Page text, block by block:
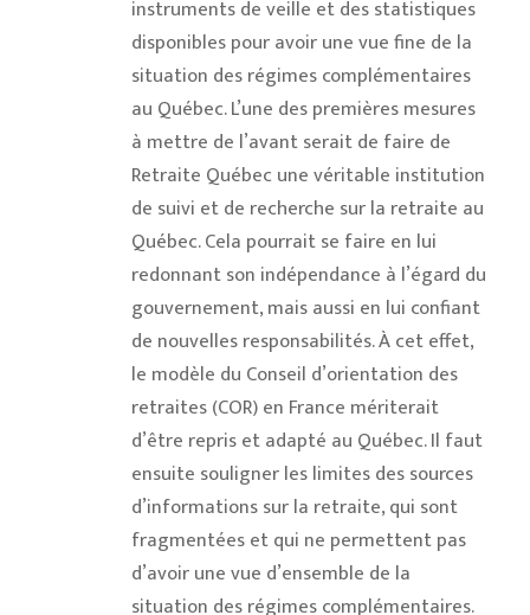
instruments de veille et des statistiques
disponibles pour avoir une vue fine de la
situation des régimes complémentaires
au Québec. L’une des premières mesures
à mettre de l’avant serait de faire de
Retraite Québec une véritable institution
de suivi et de recherche sur la retraite au
Québec. Cela pourrait se faire en lui
redonnant son indépendance à l’égard du
gouvernement, mais aussi en lui confiant
de nouvelles responsabilités. À cet effet,
le modèle du Conseil d’orientation des
retraites (COR) en France mériterait
d’être repris et adapté au Québec. Il faut
ensuite souligner les limites des sources
d’informations sur la retraite, qui sont
fragmentées et qui ne permettent pas
d’avoir une vue d’ensemble de la
situation des régimes complémentaires.